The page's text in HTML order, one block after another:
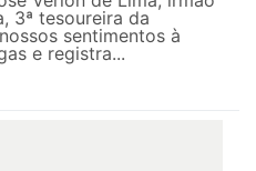
3ª tesoureira da
sentimentos à
e registra...